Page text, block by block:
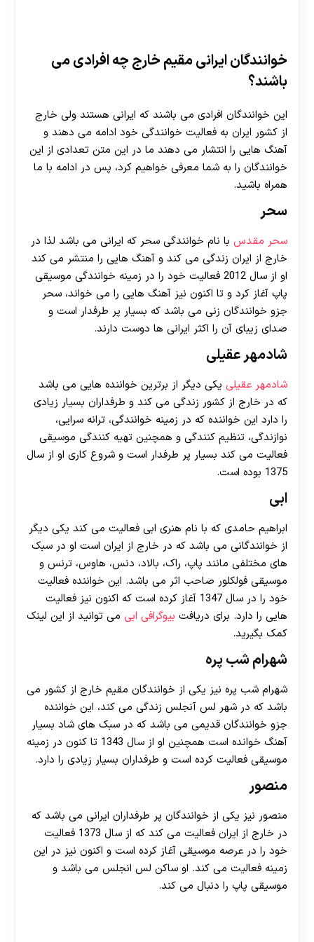
خوانندگان ایرانی مقیم خارج چه افرادی می
باشند؟
این خوانندگان افرادی می باشند که ایرانی هستند ولی خارج
از کشور ایران به فعالیت خوانندگی خود ادامه می دهند و
آهنگ هایی را انتشار می دهند ما در این متن تعدادی از این
خوانندگان را به شما معرفی خواهیم کرد، پس در ادامه با ما
همراه باشید.
سحر
سحر مقدس با نام خوانندگی سحر که ایرانی می باشد لذا در
خارج از ایران زندگی می کند و آهنگ هایی را منتشر می کند
او از سال 2012 فعالیت خود را در زمینه خوانندگی موسیقی
پاپ آغاز کرد و تا اکنون نیز آهنگ هایی را می خواند، سحر
جزو خوانندگان زنی می باشد که بسیار پر طرفدار است و
صدای زیبای آن را اکثر ایرانی ها دوست دارند.
شادمهر عقیلی
شادمهر عقیلی یکی دیگر از برترین خواننده هایی می باشد
که در خارج از کشور زندگی می کند و طرفداران بسیار زیادی
را دارد این خواننده که در زمینه خوانندگی، ترانه سرایی،
نوازندگی، تنظیم کنندگی و همچنین تهیه کنندگی موسیقی
فعالیت می کند بسیار پر طرفدار است و شروع کاری او از سال
1375 بوده است.
ابی
ابراهیم حامدی که با نام هنری ابی فعالیت می کند یکی دیگر
از خوانندگانی می باشد که در خارج از ایران است او در سبک
های مختلفی مانند پاپ، راک، بالاد، دنس، هاوس، ترنس و
موسیقی فولکلور صاحب اثر می باشد. این خواننده فعالیت
خود را در سال 1347 آغاز کرده است که اکنون نیز فعالیت
هایی را دارد. برای دریافت بیوگرافی ابی می توانید از این لینک
کمک بگیرید.
شهرام شب پره
شهرام شب پره نیز یکی از خوانندگان مقیم خارج از کشور می
باشد که در شهر لس آنجلس زندگی می کند، این خواننده
جزو خوانندگان قدیمی می باشد که در سبک های شاد بسیار
آهنگ خوانده است همچنین او از سال 1343 تا کنون در زمینه
موسیقی فعالیت کرده است و طرفداران بسیار زیادی را دارد.
منصور
منصور نیز یکی از خوانندگان پر طرفداران ایرانی می باشد که
در خارج از ایران فعالیت می کند که از سال 1373 فعالیت
خود را در عرصه موسیقی آغاز کرده است و اکنون نیز در این
زمینه فعالیت می کند. او ساکن لس انجلس می باشد و
موسیقی پاپ را دنبال می کند.